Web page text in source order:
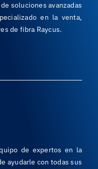
soluciones avanzadas
en la venta,
de fibra Raycus.
de expertos en la
ayudarle con todas sus